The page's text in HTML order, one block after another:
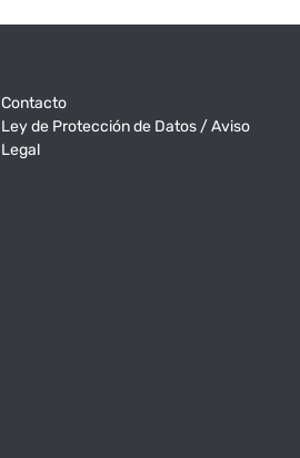
Contacto
Ley de Protección de Datos / Aviso
Legal